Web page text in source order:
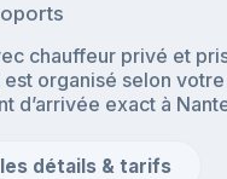
chauffeur privé et
organisé selon
d’arrivée exact à
détails & tarifs